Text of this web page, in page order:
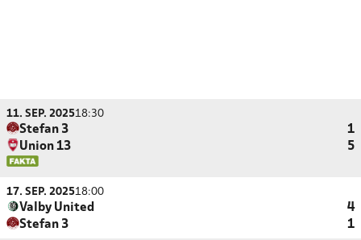
11. SEP. 202518:30
Stefan 3
1
Union 13
5
17. SEP. 202518:00
Valby United
4
Stefan 3
1